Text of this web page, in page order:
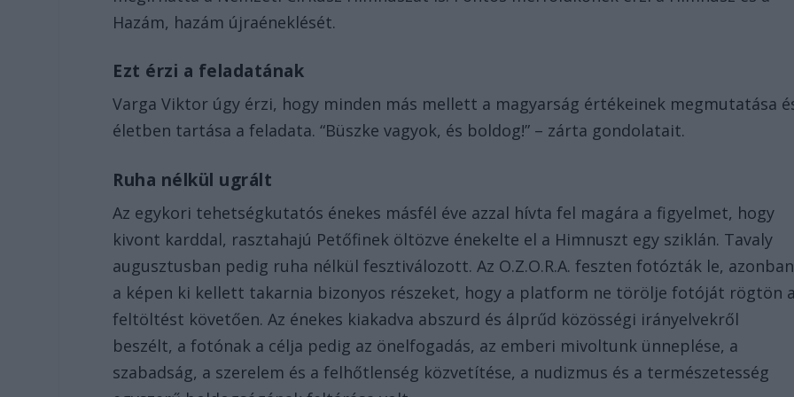
Hazám, hazám újraéneklését.
Ezt érzi a feladatának
Varga Viktor úgy érzi, hogy minden más mellett a magyarság értékeinek megmutatása
életben tartása a feladata. “Büszke vagyok, és boldog!” – zárta gondolatait.
Ruha nélkül ugrált
Az egykori tehetségkutatós énekes másfél éve azzal hívta fel magára a figyelmet, hogy
kivont karddal, rasztahajú Petőfinek öltözve énekelte el a Himnuszt egy sziklán. Tavaly
augusztusban pedig ruha nélkül fesztiválozott. Az O.Z.O.R.A. feszten fotózták le, azonban
a képen ki kellett takarnia bizonyos részeket, hogy a platform ne törölje fotóját rögtön a
feltöltést követően. Az énekes kiakadva abszurd és álprűd közösségi irányelvekről
beszélt, a fotónak a célja pedig az önelfogadás, az emberi mivoltunk ünneplése, a
szabadság, a szerelem és a felhőtlenség közvetítése, a nudizmus és a természetesség